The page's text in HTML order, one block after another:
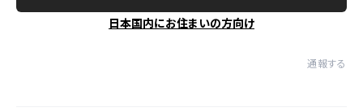
日本国内にお住まいの方向け
通報する